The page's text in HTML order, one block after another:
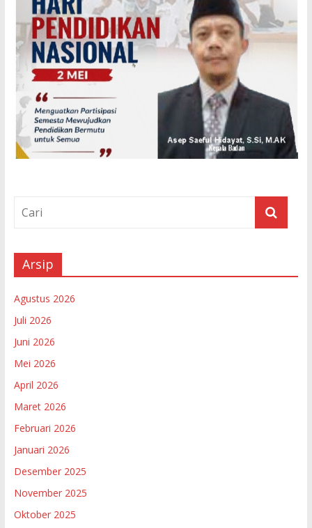
Arsip
Agustus 2026
Juli 2026
Juni 2026
Mei 2026
April 2026
Maret 2026
Februari 2026
Januari 2026
Desember 2025
November 2025
Oktober 2025